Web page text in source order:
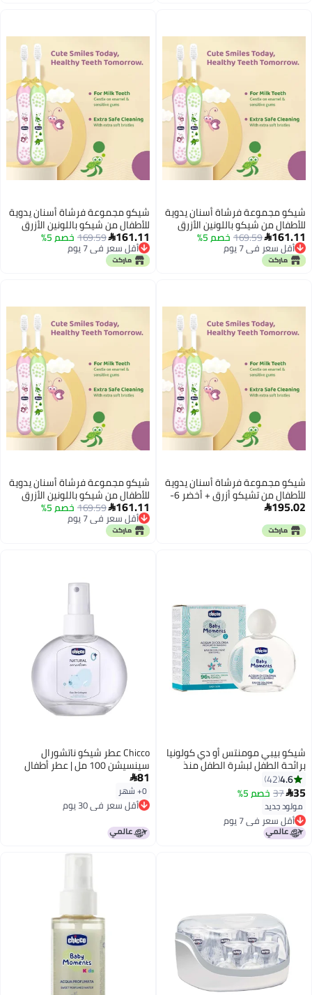
شيكو مجموعة فرشاة أسنان يدوية
للأطفال من شيكو باللونين الأزرق
والأخضر (6-36 شهرًا)161.11
169.59خصم 5%
أقل سعر في 7 يوم
أقل سعر في 7 يوم
شيكو مجموعة فرشاة أسنان يدوية
للأطفال من شيكو باللونين الأزرق
والأخضر (6-36 شهرًا)161.11
169.59خصم 5%
أقل سعر في 7 يوم
أقل سعر في 7 يوم
شيكو مجموعة فرشاة أسنان يدوية
للأطفال من تشيكو أزرق + أخضر 6-
36 شهرًا 195.02
شيكو مجموعة فرشاة أسنان يدوية
للأطفال من شيكو باللونين الأزرق
والأخضر (6-36 شهرًا)161.11
169.59خصم 5%
أقل سعر في 7 يوم
أقل سعر في 7 يوم
شيكو بيبي مومنتس أو دي كولونيا
برائحة الطفل لبشرة الطفل منذ
الولادة فما فوق، 100 مل
4.6
42
35
37 خصم 5%
مولود جديد
أقل سعر في 7 يوم
أقل سعر في 7 يوم
Chicco عطر شيكو ناتشورال
سينسيشن 100 مل | عطر أطفال
خفيف
81
0+ شهر
أقل سعر في 30 يوم
أقل سعر في 30 يوم